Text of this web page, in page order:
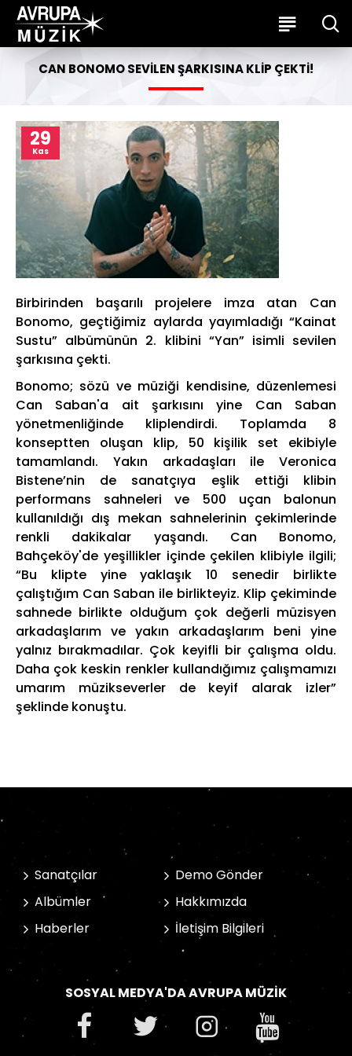
CAN BONOMO SEVILEN ŞARKISINA KLIP ÇEKTI!
29
Kas
Birbirinden başarılı projelere imza atan Can
Bonomo, geçtiğimiz aylarda yayımladığı “Kainat
Sustu” albümünün 2. klibini “Yan” isimli sevilen
şarkısına çekti.
Bonomo; sözü ve müziği kendisine, düzenlemesi
Can Saban'a ait şarkısını yine Can Saban
yönetmenliğinde kliplendirdi. Toplamda 8
konseptten oluşan klip, 50 kişilik set ekibiyle
tamamlandı. Yakın arkadaşları ile Veronica
Bistene’nin de sanatçıya eşlik ettiği klibin
performans sahneleri ve 500 uçan balonun
kullanıldığı dış mekan sahnelerinin çekimlerinde
renkli dakikalar yaşandı. Can Bonomo,
Bahçeköy'de yeşillikler içinde çekilen klibiyle ilgili;
“Bu klipte yine yaklaşık 10 senedir birlikte
çalıştığım Can Saban ile birlikteyiz. Klip çekiminde
sahnede birlikte olduğum çok değerli müzisyen
arkadaşlarım ve yakın arkadaşlarım beni yine
yalnız bırakmadılar. Çok keyifli bir çalışma oldu.
Daha çok keskin renkler kullandığımız çalışmamızı
umarım müzikseverler de keyif alarak izler”
şeklinde konuştu.
Sanatçılar
Albümler
Haberler
Demo Gönder
Hakkımızda
İletişim Bilgileri
SOSYAL MEDYA'DA AVRUPA MÜZIK